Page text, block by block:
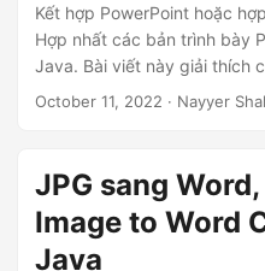
Kết hợp PowerPoint hoặc
Hợp nhất các bản trình bày
Java. Bài viết này giải thích
Combiner trong Java.
October 11, 2022 · Nayyer
JPG sang
Image to Word
Java